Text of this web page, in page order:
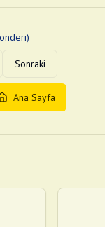
Sonraki
Ana Sayfa